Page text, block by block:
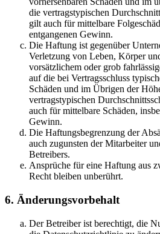
die vertragstypischen
gilt auch für mittelbare
entgangenen Gewinn.
Die Haftung ist gegenüber
Verletzung von Leben, Körper
vorsätzlichem oder grob
auf die bei Vertragsschluss
Schäden und im Übrigen der
vertragstypischen
auch für mittelbare Schäden,
Gewinn.
Die Haftungsbegrenzung der
auch zugunsten der Mitarbeiter
Betreibers.
Ansprüche für eine Haftung aus
Recht bleiben unberührt.
6. Änderungsvorbehalt
Der Betreiber ist berechtigt, die